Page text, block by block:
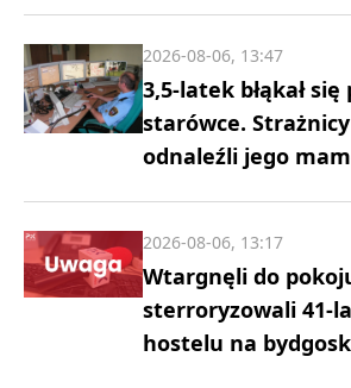
3,5-latek błąkał
starówce.
odnaleźli jego
2026-08-06, 13:47
Wtargnęli do
sterroryzowali 41-
hostelu na
2026-08-06, 13:17